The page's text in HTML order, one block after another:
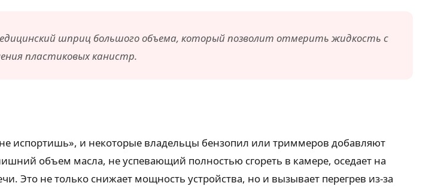
шприц большого объема, который позволит отмерить жидкость с
пластиковых канистр.
испортишь», и некоторые владельцы бензопил или триммеров добавляют
объем масла, не успевающий полностью сгореть в камере, оседает на
Это не только снижает мощность устройства, но и вызывает перегрев из-за